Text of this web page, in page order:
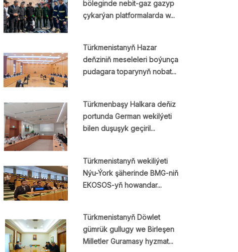
böleginde nebit-gaz gazyp
çykarýan platformalarda w...
Türkmenistanyň Hazar
deňziniň meseleleri boýunça
pudagara toparynyň nobat...
Türkmenbaşy Halkara deňiz
portunda German wekilýeti
bilen duşuşyk geçiril...
Türkmenistanyň wekiliýeti
Nýu-Ýork şäherinde BMG-niň
EKOSOS-yň howandar...
Türkmenistanyň Döwlet
gümrük gullugy we Birleşen
Milletler Guramasy hyzmat...